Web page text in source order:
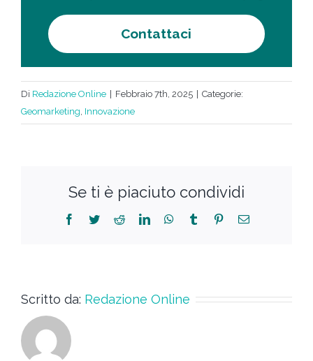
Contattaci
Di Redazione Online | Febbraio 7th, 2025 | Categorie:
Geomarketing Innovazione
Se ti è piaciuto condividi
Scritto da: Redazione Online